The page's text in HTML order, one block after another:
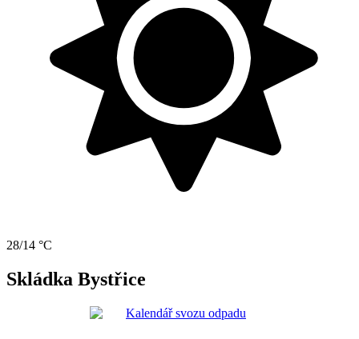
28/14 °C
Skládka Bystřice